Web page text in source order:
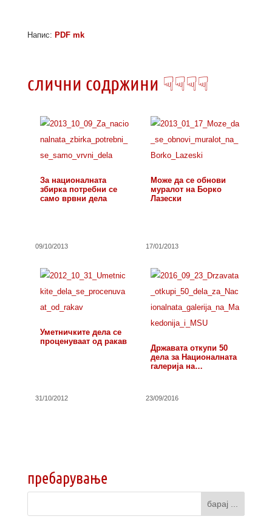
Напис: PDF mk
слични содржини ☟☟☟☟
За националната
збирка потребни се
само врвни дела
09/10/2013
Може да се обнови
муралот на Борко
Лазески
17/01/2013
Уметничките дела се
проценуваат од ракав
31/10/2012
Државата откупи 50
дела за Националната
галерија на…
23/09/2016
пребарување